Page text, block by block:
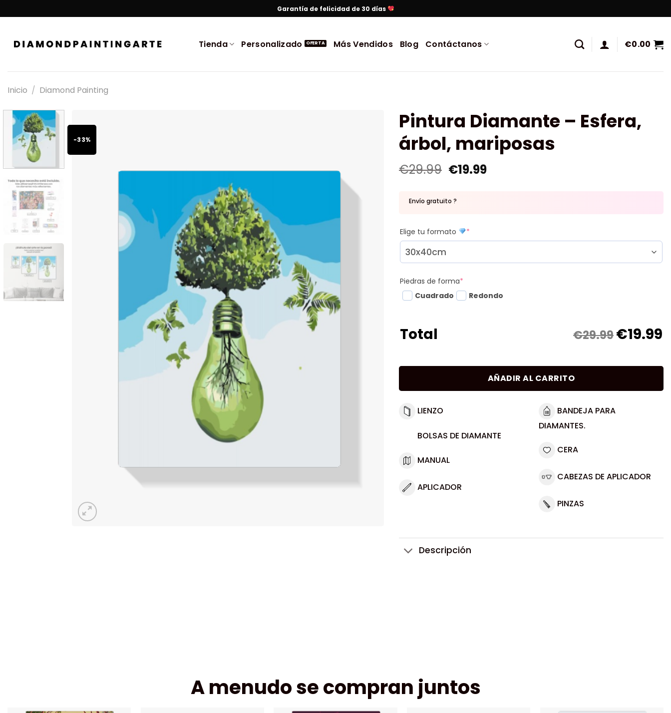
Garantía de felicidad de 30 días
Tienda Personalizado Más Vendidos Blog Contáctanos €0.00
Inicio / Diamond Painting
-33%
Pintura Diamante – Esfera,
árbol, mariposas
€29.99 €19.99
Envío gratuito ?
Elige tu formato *
Piedras de forma*
Cuadrado
Redondo
Total €29.99€19.99
AÑADIR AL CARRITO
LIENZO
BOLSAS DE DIAMANTE
MANUAL
APLICADOR
BANDEJA PARA
DIAMANTES.
CERA
CABEZAS DE APLICADOR
PINZAS
Descripción
A menudo se compran juntos